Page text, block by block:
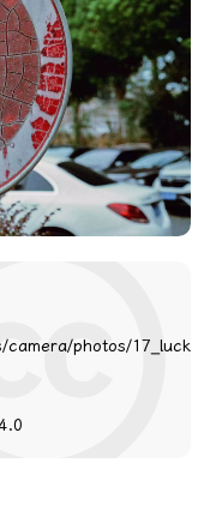
photos/17_lucky-